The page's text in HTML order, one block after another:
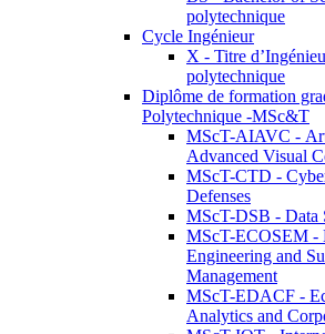
polytechnique
Cycle Ingénieur
X - Titre
polytechnique
Diplôme de formation
Polytechnique -MSc&T
MScT-AIAVC -
Advanced Visual
MScT-CTD -
Defenses
MScT-DSB - Data
MScT-ECOSEM -
Engineering and
Management
MScT-EDACF -
Analytics and